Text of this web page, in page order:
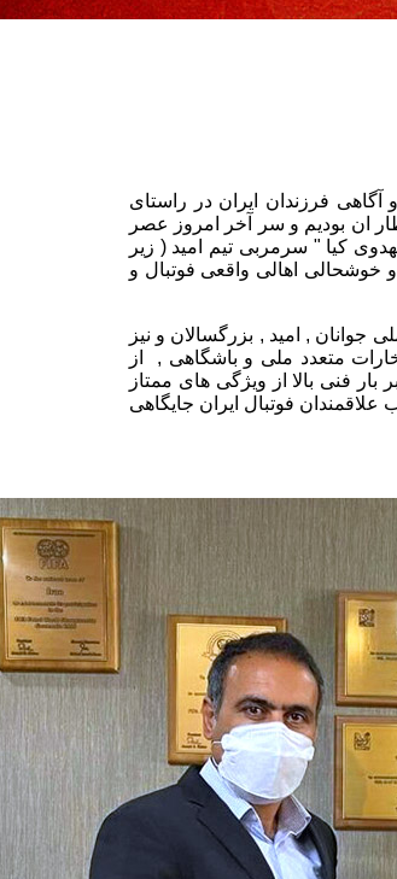
فرزندان ایران در راستای
ان بودیم و سر آخر امروز عصر
مهدوی کیا " سرمربی تیم امید ( زیر
اهالی واقعی فوتبال و
تیمهای ملی جوانان , امید , بزرگسالان و نیز
متعدد ملی و باشگاهی , از
فنی بالا از ویژگی های ممتاز
فوتبال ایران جایگاهی